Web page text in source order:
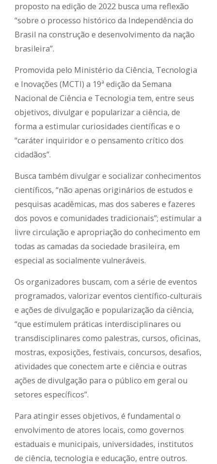
proposto na edição de 2022 busca uma reflexão
“sobre o processo histórico da Independência do
Brasil na construção e desenvolvimento da nação
brasileira”.
Promovida pelo Ministério da Ciência, Tecnologia
e Inovações (MCTI) a 19ª edição da Semana
Nacional de Ciência e Tecnologia tem, entre seus
objetivos, divulgar e popularizar a ciência, de
forma a estimular curiosidades científicas e o
“caráter inquiridor e o pensamento crítico dos
cidadãos”.
Busca também divulgar e socializar conhecimentos
científicos, “não apenas originários de estudos e
pesquisas acadêmicas, mas dos saberes e fazeres
dos povos e comunidades tradicionais”; estimular a
livre circulação e apropriação do conhecimento em
todas as camadas da sociedade brasileira, em
especial as socialmente vulneráveis.
Os organizadores buscam, com a série de eventos
programados, valorizar eventos científico-culturais
e ações de divulgação e popularização da ciência,
“que estimulem práticas interdisciplinares ou
transdisciplinares como palestras, cursos, oficinas,
mostras, exposições, festivais, concursos, desafios,
atividades que conectem arte e ciência e outras
ações de divulgação para o público em geral ou
setores específicos”.
Para atingir esses objetivos, é fundamental o
envolvimento de atores locais, como governos
estaduais e municipais, universidades, institutos
de ciência, tecnologia e educação, entre outros.